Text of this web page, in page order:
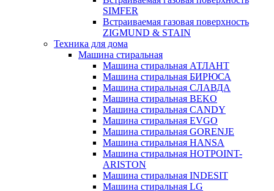
SIMFER
Встраиваемая газовая поверхность
ZIGMUND & STAIN
Техника для дома
Машина стиральная
Машина стиральная АТЛАНТ
Машина стиральная БИРЮСА
Машина стиральная СЛАВДА
Машина стиральная BEKO
Машина стиральная CANDY
Машина стиральная EVGO
Машина стиральная GORENJE
Машина стиральная HANSA
Машина стиральная HOTPOINT-
ARISTON
Машина стиральная INDESIT
Машина стиральная LG